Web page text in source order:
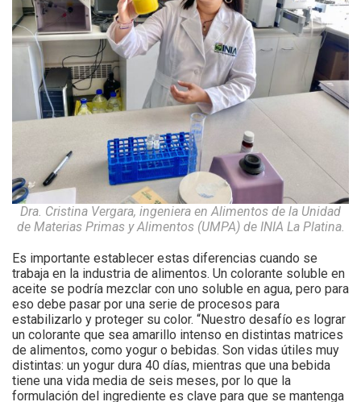
Dra. Cristina Vergara, ingeniera en Alimentos de la Unidad
de Materias Primas y Alimentos (UMPA) de INIA La Platina.
Es importante establecer estas diferencias cuando se
trabaja en la industria de alimentos. Un colorante soluble en
aceite se podría mezclar con uno soluble en agua, pero para
eso debe pasar por una serie de procesos para
estabilizarlo y proteger su color. “Nuestro desafío es lograr
un colorante que sea amarillo intenso en distintas matrices
de alimentos, como yogur o bebidas. Son vidas útiles muy
distintas: un yogur dura 40 días, mientras que una bebida
tiene una vida media de seis meses, por lo que la
formulación del ingrediente es clave para que se mantenga